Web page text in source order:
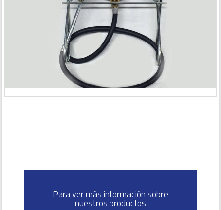
Para ver más información sobre
nuestros productos